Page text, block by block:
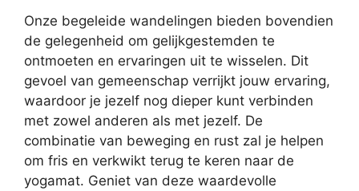
Onze begeleide wandelingen bieden bovendien
de gelegenheid om gelijkgestemden te
ontmoeten en ervaringen uit te wisselen. Dit
gevoel van gemeenschap verrijkt jouw ervaring,
waardoor je jezelf nog dieper kunt verbinden
met zowel anderen als met jezelf. De
combinatie van beweging en rust zal je helpen
om fris en verkwikt terug te keren naar de
yogamat. Geniet van deze waardevolle